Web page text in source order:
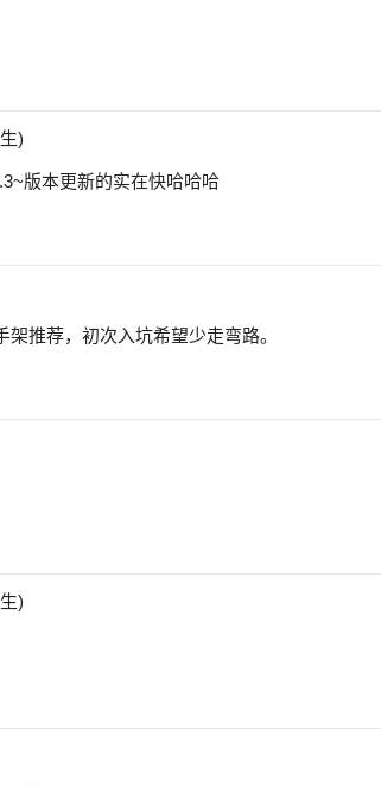
)
版本更新的实在快哈哈哈
推荐，初次入坑希望少走弯路。
)